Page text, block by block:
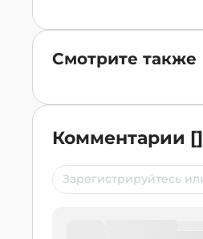
Смотрите также
Комментарии []